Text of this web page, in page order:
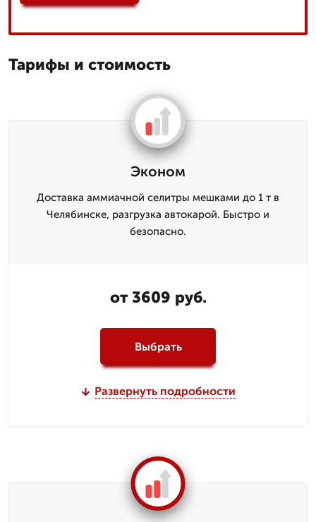
Тарифы и стоимость
Эконом
Доставка аммиачной селитры мешками до 1 т в
Челябинске, разгрузка автокарой. Быстро и
безопасно.
от 3609 руб.
Выбрать
Развернуть подробности